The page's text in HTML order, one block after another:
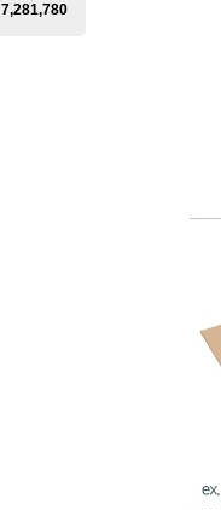
7,281,780